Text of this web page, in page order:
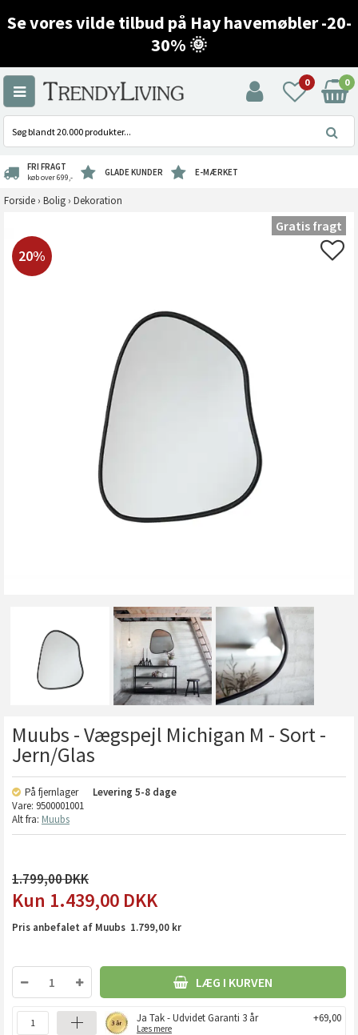
Se vores vilde tilbud på Hay havemøbler -20-
30% 🌞
0 0
FRI FRAGT
køb over 699,- GLADE KUNDER E-MÆRKET
Forside › Bolig › Dekoration
20%
Gratis fragt
Muubs - Vægspejl Michigan M - Sort -
Jern/Glas
På fjernlager Levering 5-8 dage
Vare: 9500001001
Alt fra: Muubs
1.799,00
1.439,00 DKK
Pris anbefalet af Muubs 1.799,00 kr
LÆG I KURVEN
Ja Tak - Udvidet Garanti 3 år
Læs mere
+69,00